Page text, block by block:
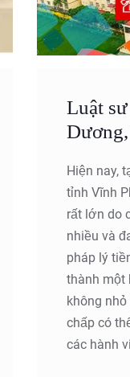
Luật
Hiện nay,
tỉnh Vĩnh
rất lớn do
nhiều và
pháp lý
thành một
không
chấp có
các hành